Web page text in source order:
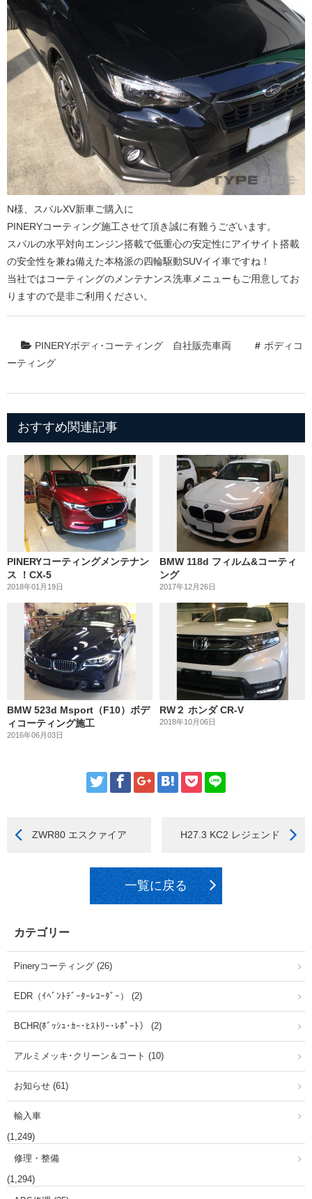
N様、スバルXV新車ご購入に
PINERYコーティング施工させて頂き誠に有難うございます。
スバルの水平対向エンジン搭載で低重心の安定性にアイサイト搭載
の安全性を兼ね備えた本格派の四輪駆動SUVイイ車ですね！
当社ではコーティングのメンテナンス洗車メニューもご用意してお
りますので是非ご利用ください。
PINERYボディ･コーティング 自社販売車両
ボディコ
ーティング
おすすめ関連記事
PINERYコーティングメンテナン
ス ！CX-5
2018年01月19日
BMW 118d フィルム&コーティ
ング
2017年12月26日
BMW 523d Msport（F10）ボデ
ィコーティング施工
2016年06月03日
RW２ ホンダ CR-V
2018年10月06日
ZWR80 エスクァイア H27.3 KC2 レジェンド
一覧に戻る
カテゴリー
Pineryコーティング (26)
EDR（ｲﾍﾞﾝﾄﾃﾞｰﾀｰﾚｺｰﾀﾞｰ） (2)
BCHR(ﾎﾞｯｼｭ･ｶｰ･ﾋｽﾄﾘｰ･ﾚﾎﾟｰﾄ） (2)
アルミメッキ･クリーン＆コート (10)
お知らせ (61)
輸入車
(1,249)
修理・整備
(1,294)